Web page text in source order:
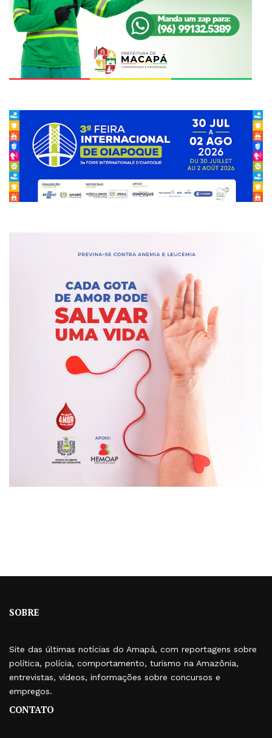
SOBRE
Site das últimas notícias do Amapá, com reportagens sobre
política, polícia, comportamento, turismo na Amazônia,
entrevistas, vídeos, informações sobre concursos e
empregos.
CONTATO